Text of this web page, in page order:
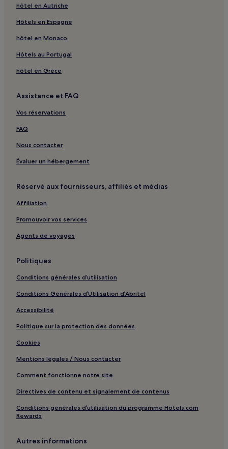
Friuli Venezia Giulia : hôtels à proximité
Vie di Romans : hôtels à proximité
Monfalcone : hôtels Hôtels avec parking
hôtel en Autriche
Hôtels en Espagne
hôtel en Monaco
Hôtels au Portugal
hôtel en Grèce
Assistance et FAQ
Vos réservations
FAQ
Nous contacter
Évaluer un hébergement
Réservé aux fournisseurs, affiliés et médias
Affiliation
Promouvoir vos services
Agents de voyages
Politiques
Conditions générales d’utilisation
Conditions Générales d’Utilisation d’Abritel
Accessibilité
Politique sur la protection des données
Cookies
Mentions légales / Nous contacter
Comment fonctionne notre site
Directives de contenu et signalement de contenus
Conditions générales d’utilisation du programme Hotels.com
Rewards
Autres informations